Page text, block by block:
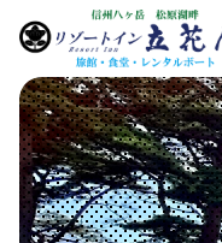
遊び・
松原湖畔周辺
周辺観光
松原湖周辺の
温泉
当旅館にも自
松原湖
松原湖の周り
登山
松原湖周辺の
釣り
松原湖の釣り
宿泊
当旅館「立花